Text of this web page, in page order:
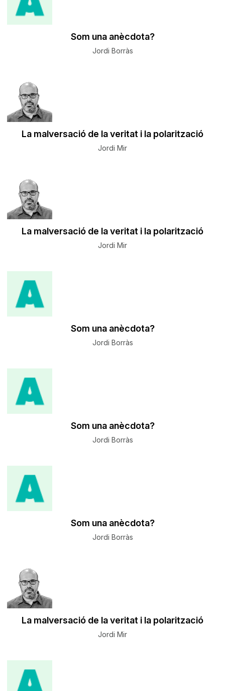
Som una anècdota?
Jordi Borràs
La malversació de la veritat i la polarització
Jordi Mir
La malversació de la veritat i la polarització
Jordi Mir
Som una anècdota?
Jordi Borràs
Som una anècdota?
Jordi Borràs
Som una anècdota?
Jordi Borràs
La malversació de la veritat i la polarització
Jordi Mir